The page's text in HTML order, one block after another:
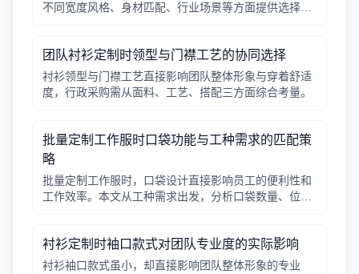
不同宽度风格、身材匹配、行业场景等方面提供选择逻
团队衬衫定制时领型与门襟工艺的协同选择
衬衫领型与门襟工艺直接影响团队整体形象与穿着舒适
度，行政采购需从面料、工艺、搭配三方面综合考量。
批量定制工作服时口袋功能与工种需求的匹配策
略
批量定制工作服时，口袋设计直接影响员工的便利性和
工作效率。本文从工种需求出发，分析口袋数量、位
衬衫定制时袖口款式对团队专业度的实际影响
衬衫袖口款式虽小，却直接影响团队整体形象的专业